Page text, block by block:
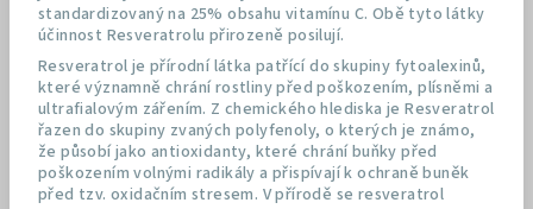
standardizovaný na 25% obsahu vitamínu C. Obě tyto látky
účinnost Resveratrolu přirozeně posilují.
Resveratrol je přírodní látka patřící do skupiny fytoalexinů,
které významně chrání rostliny před poškozením, plísněmi a
ultrafialovým zářením. Z chemického hlediska je Resveratrol
řazen do skupiny zvaných polyfenoly, o kterých je známo,
že působí jako antioxidanty, které chrání buňky před
poškozením volnými radikály a přispívají k ochraně buněk
před tzv. oxidačním stresem. V přírodě se resveratrol